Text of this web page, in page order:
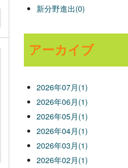
新分野進出(0)
アーカイブ
2026年07月(1)
2026年06月(1)
2026年05月(1)
2026年04月(1)
2026年03月(1)
2026年02月(1)